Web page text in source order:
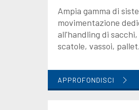
Ampia gamma di
movimentazione
all'handling di
scatole, vassoi, pallet.
APPROFONDISCI